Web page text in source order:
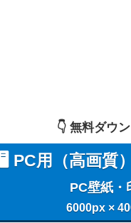
👇️ 無料ダウ
🖥️ PC用（高画質
PC壁紙・
6000px ×